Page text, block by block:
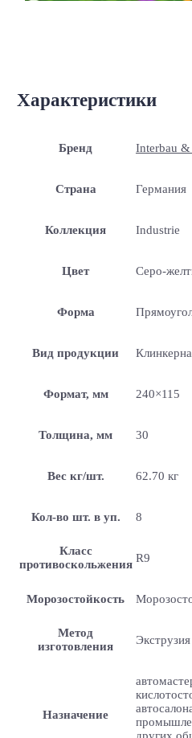
Характеристики
Бренд Interbau
Страна Германия
Коллекция Industrie
Цвет Серо-
Форма
Вид продукции
Формат, мм 240×115
Толщина, мм 30
Вес кг/шт. 62.70 кг
Кол-во шт. в уп. 8
Класс
противоскольжения R9
Морозостойкость
Метод
изготовления
Экструзия
Назначение
других